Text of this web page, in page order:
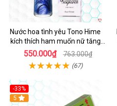
Nước hoa tình yêu Tono Hime
kích thích ham muốn nữ tăng
hấp dẫn
550.000₫ 763.000₫
(67)
-33%
5